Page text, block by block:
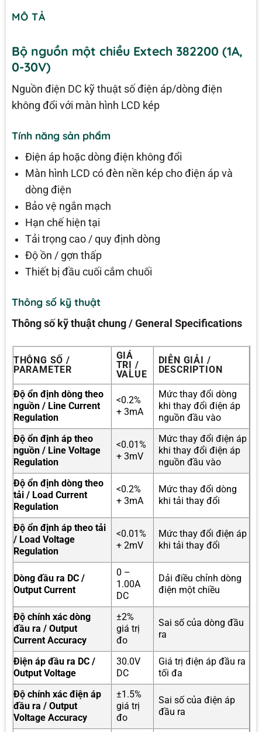
MÔ TẢ
Bộ nguồn một chiều Extech 382200 (1A,
0-30V)
Nguồn điện DC kỹ thuật số điện áp/dòng điện
không đổi với màn hình LCD kép
Tính năng sản phẩm
Điện áp hoặc dòng điện không đổi
Màn hình LCD có đèn nền kép cho điện áp và
dòng điện
Bảo vệ ngắn mạch
Hạn chế hiện tại
Tải trọng cao / quy định dòng
Độ ồn / gợn thấp
Thiết bị đầu cuối cắm chuối
Thông số kỹ thuật
Thông số kỹ thuật chung / General Specifications
THÔNG SỐ /
PARAMETER
GIÁ
TRỊ /
VALUE
DIỄN GIẢI /
DESCRIPTION
Độ ổn định dòng theo
nguồn / Line Current
Regulation
<0.2%
+ 3mA
Mức thay đổi dòng
khi thay đổi điện áp
nguồn đầu vào
Độ ổn định áp theo
nguồn / Line Voltage
Regulation
<0.01%
+ 3mV
Mức thay đổi điện áp
khi thay đổi điện áp
nguồn đầu vào
Độ ổn định dòng theo
tải / Load Current
Regulation
<0.2%
+ 3mA
Mức thay đổi dòng
khi tải thay đổi
Độ ổn định áp theo tải
/ Load Voltage
Regulation
<0.01%
+ 2mV
Mức thay đổi điện áp
khi tải thay đổi
Dòng đầu ra DC /
Output Current
0 –
1.00A
DC
Dải điều chỉnh dòng
điện một chiều
Độ chính xác dòng
đầu ra / Output
Current Accuracy
±2%
giá trị
đo
Sai số của dòng đầu
ra
Điện áp đầu ra DC /
Output Voltage
30.0V
DC
Giá trị điện áp đầu ra
tối đa
Độ chính xác điện áp
đầu ra / Output
Voltage Accuracy
±1.5%
giá trị
đo
Sai số của điện áp
đầu ra